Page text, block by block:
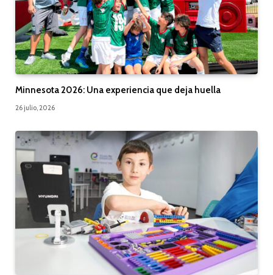
Minnesota 2026: Una experiencia que deja huella
26 julio, 2026